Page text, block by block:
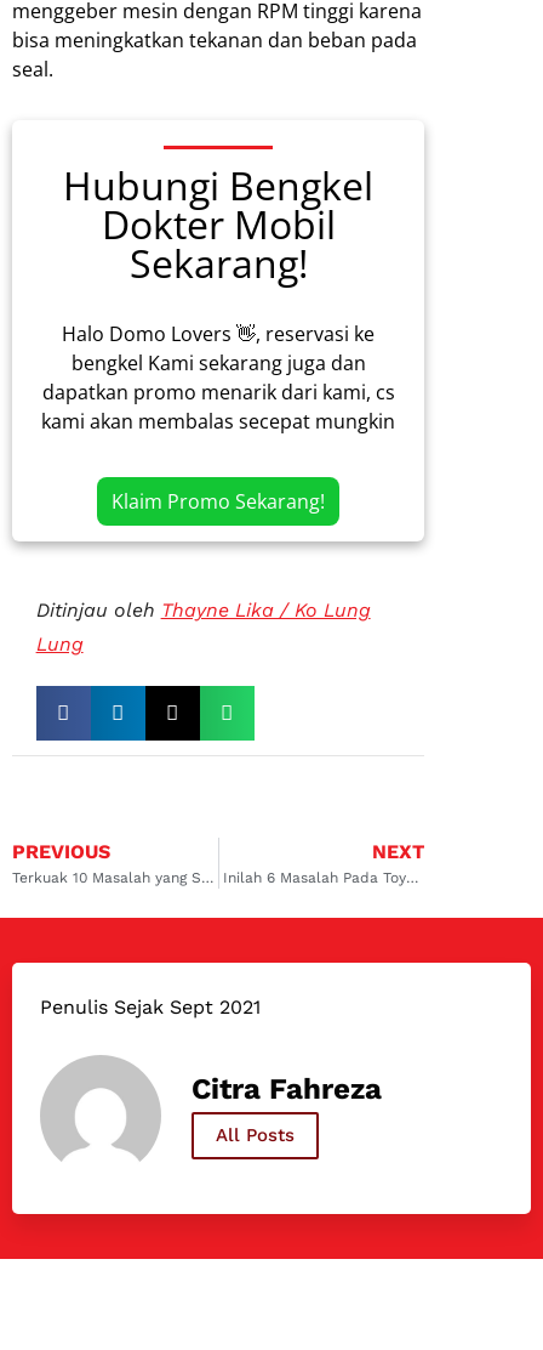
menggeber mesin dengan RPM tinggi karena
bisa meningkatkan tekanan dan beban pada
seal.
Hubungi Bengkel
Dokter Mobil
Sekarang!
Halo Domo Lovers 👋, reservasi ke
bengkel Kami sekarang juga dan
dapatkan promo menarik dari kami, cs
kami akan membalas secepat mungkin
Klaim Promo Sekarang!
Ditinjau oleh Thayne Lika / Ko Lung
Lung
PREVIOUS
Terkuak 10 Masalah yang Sering Terjadi Pada Mobil Avanza
NEXT
Inilah 6 Masalah Pada Toyota Agya yang Sering Nguras Kantong
Penulis Sejak Sept 2021
Citra Fahreza
All Posts